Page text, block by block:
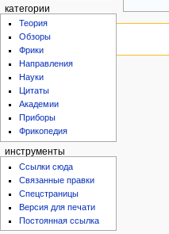
категории
Теория
Обзоры
Фрики
Направления
Науки
Цитаты
Академии
Приборы
Фрикопедия
инструменты
Ссылки сюда
Связанные правки
Спецстраницы
Версия для печати
Постоянная ссылка